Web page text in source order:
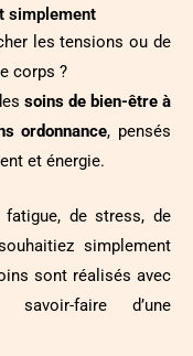
simplement
les tensions ou de
corps ?
soins de bien-être à
ordonnance, pensés
et énergie.
de stress, de
simplement
sont réalisés avec
faire d’une